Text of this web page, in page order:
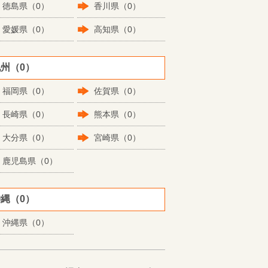
徳島県（0） 香川県（0）
愛媛県（0） 高知県（0）
（0）
福岡県（0） 佐賀県（0）
長崎県（0） 熊本県（0）
大分県（0） 宮崎県（0）
鹿児島県（0）
（0）
沖縄県（0）